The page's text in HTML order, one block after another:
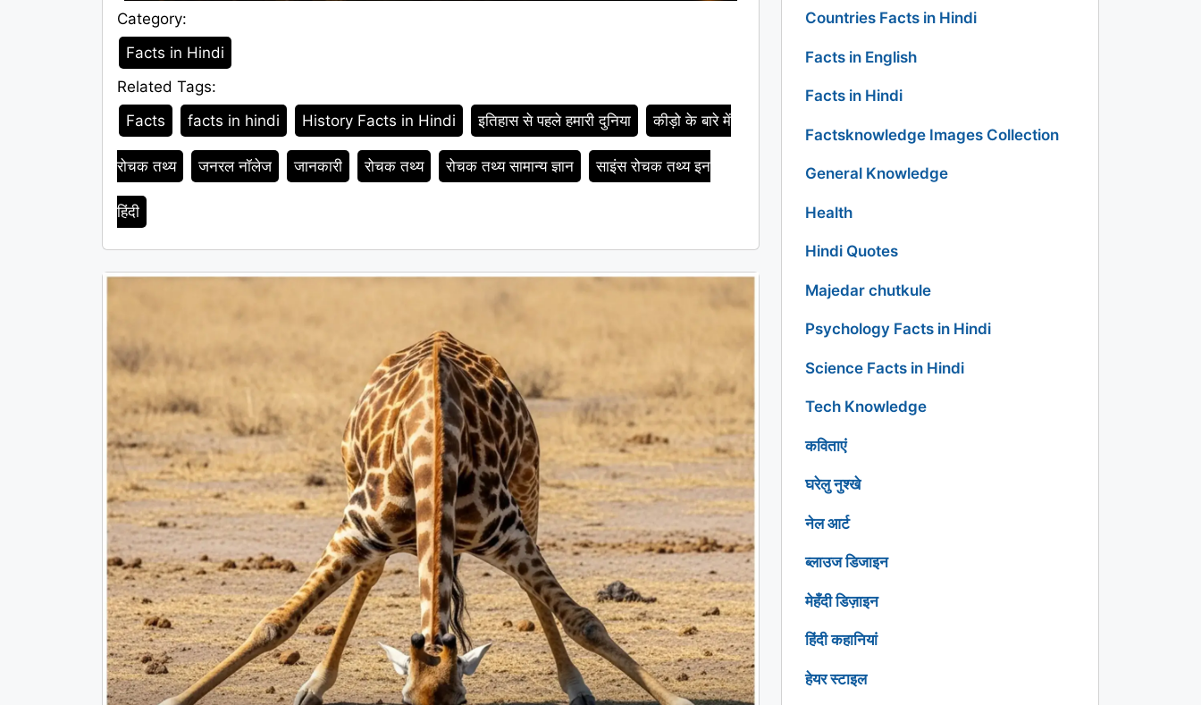
Category:
Category
Facts in Hindi
Related Tags:
Tags
Facts facts in hindi History Facts in Hindi इतिहास से पहले हमारी दुनिया कीड़ो के बारे में
रोचक तथ्य जनरल नॉलेज जानकारी रोचक तथ्य रोचक तथ्य सामान्य ज्ञान साइंस रोचक तथ्य इन
हिंदी
Countries Facts in Hindi
Facts in English
Facts in Hindi
Factsknowledge Images Collection
General Knowledge
Health
Hindi Quotes
Majedar chutkule
Psychology Facts in Hindi
Science Facts in Hindi
Tech Knowledge
कविताएं
घरेलु नुश्खे
नेल आर्ट
ब्लाउज डिजाइन
मेहँदी डिज़ाइन
हिंदी कहानियां
हेयर स्टाइल